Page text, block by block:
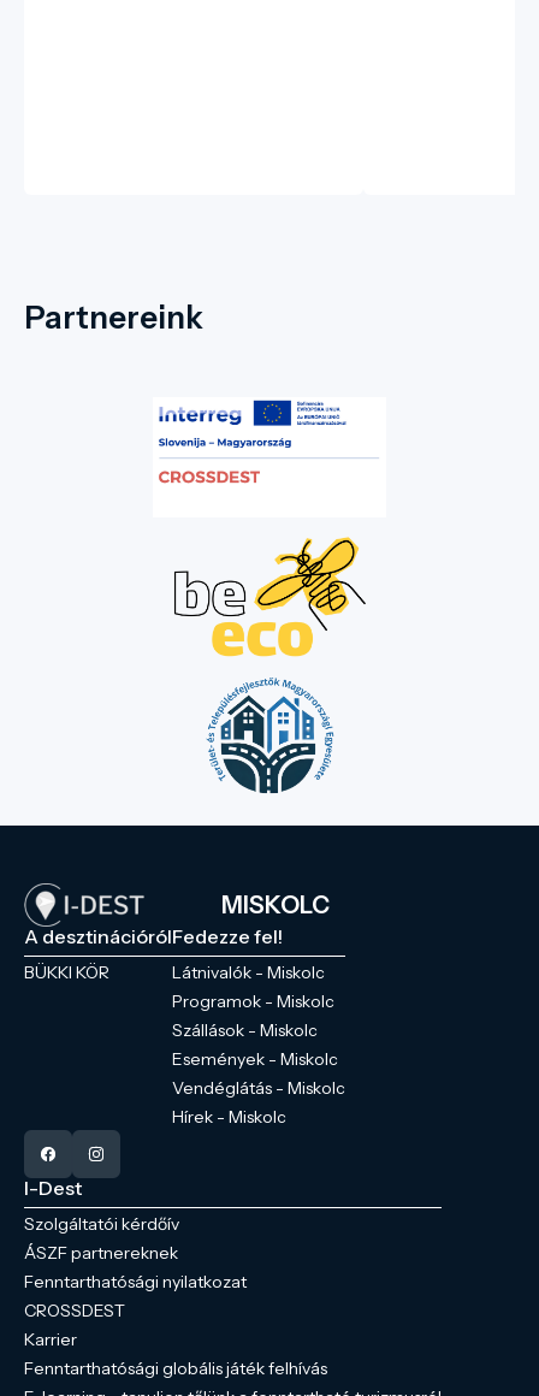
Partnereink
MISKOLC
A desztinációról
BÜKKI KÖR
Fedezze fel!
Látnivalók - Miskolc
Programok - Miskolc
Szállások - Miskolc
Események - Miskolc
Vendéglátás - Miskolc
Hírek - Miskolc
I-Dest
Szolgáltatói kérdőív
ÁSZF partnereknek
Fenntarthatósági nyilatkozat
CROSSDEST
Karrier
Fenntarthatósági globális játék felhívás